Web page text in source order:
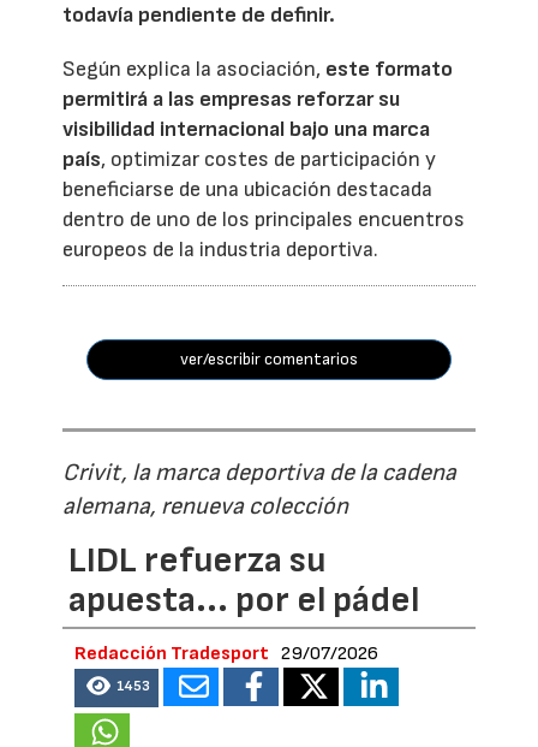
todavía pendiente de definir.
Según explica la asociación, este formato
permitirá a las empresas reforzar su
visibilidad internacional bajo una marca
país, optimizar costes de participación y
beneficiarse de una ubicación destacada
dentro de uno de los principales encuentros
europeos de la industria deportiva.
ver/escribir comentarios
Crivit, la marca deportiva de la cadena
alemana, renueva colección
LIDL refuerza su
apuesta... por el pádel
Redacción Tradesport 29/07/2026
1453